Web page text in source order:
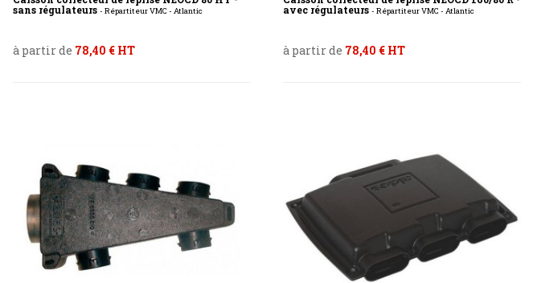
sans régulateurs - Répartiteur VMC - Atlantic
à partir de 78,40 € HT
avec régulateurs - Répartiteur VMC - Atlantic
à partir de 78,40 € HT